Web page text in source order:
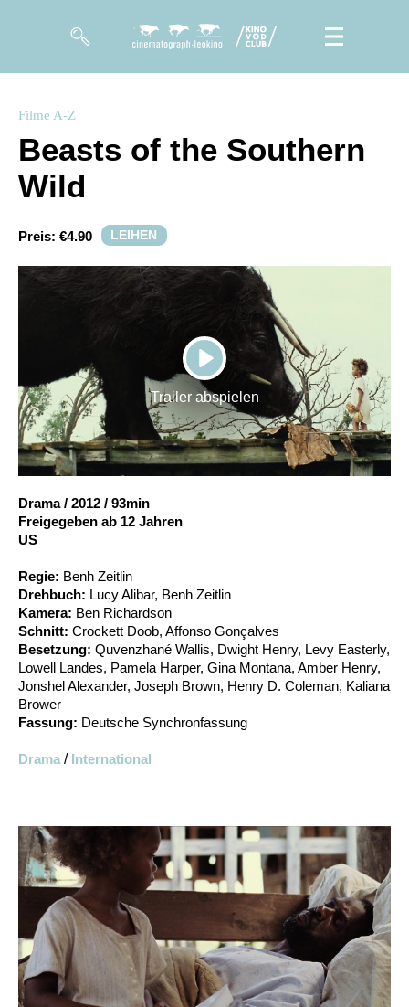
Magazin
Events
So geht’s
Filmpakete
Gutscheine
& Filmpässe
Account
Suche
Filme A-Z
Beasts of the Southern
Wild
Preis: €4.90 LEIHEN
PLAY
Trailer abspielen
Drama / 2012 / 93min
Freigegeben ab 12 Jahren
US
Regie: Benh Zeitlin
Drehbuch: Lucy Alibar, Benh Zeitlin
Kamera: Ben Richardson
Schnitt: Crockett Doob, Affonso Gonçalves
Besetzung: Quvenzhané Wallis, Dwight Henry, Levy Easterly,
Lowell Landes, Pamela Harper, Gina Montana, Amber Henry,
Jonshel Alexander, Joseph Brown, Henry D. Coleman, Kaliana
Brower
Fassung: Deutsche Synchronfassung
Drama / International